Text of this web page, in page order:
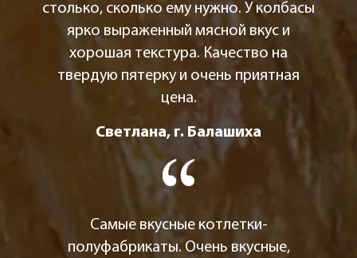
столько, сколько ему нужно. У колбасы
ярко выраженный мясной вкус и
хорошая текстура. Качество на
твердую пятерку и очень приятная
цена.
Светлана, г. Балашиха
Самые вкусные котлетки-
полуфабрикаты. Очень вкусные,